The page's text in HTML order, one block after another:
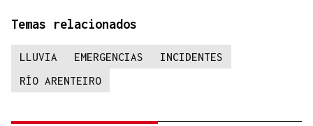
Temas relacionados
LLUVIA EMERGENCIAS
INCIDENTES
RÍO ARENTEIRO